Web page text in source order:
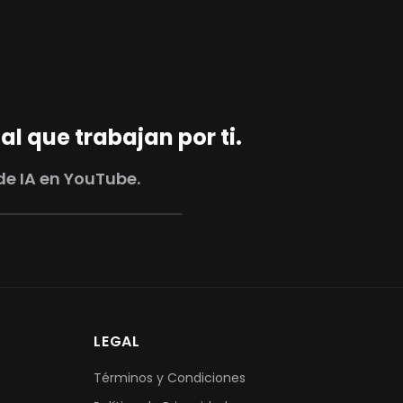
que trabajan por ti.
IA en YouTube.
LEGAL
Términos y Condiciones